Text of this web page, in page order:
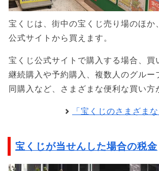
宝くじは、街中の宝くじ売り場のほか
公式サイトから買えます。
宝くじ公式サイトで購入する場合、買
継続購入や予約購入、複数人のグルー
同購入など、さまざまな便利な買い方
「宝くじのさまざま
宝くじが当せんした場合の税金